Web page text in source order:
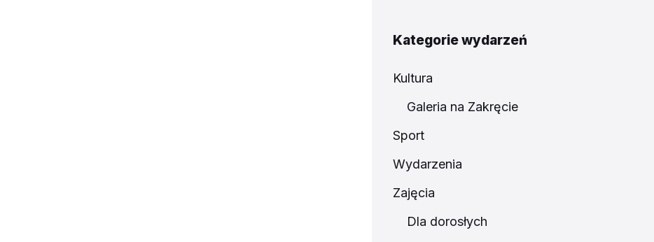
Kategorie wydarzeń
Kultura
Galeria na Zakręcie
Sport
Wydarzenia
Zajęcia
Dla dorosłych